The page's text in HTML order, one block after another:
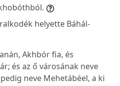
helyette Báhál-
Akhbór fia, és
és az ő városának neve
neve Mehetábéel, a ki